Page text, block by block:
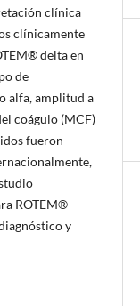
clínica
clínicamente
delta en
de
alfa, amplitud a
coágulo (MCF)
fueron
ROTEM®
y